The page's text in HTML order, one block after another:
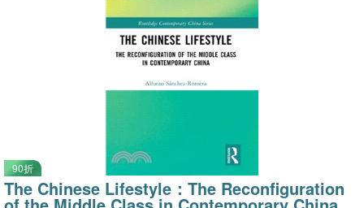
90折
The Chinese Lifestyle：The Reconfiguration